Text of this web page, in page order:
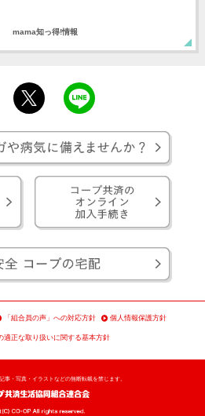
mama知っ得!情報
「組合員の声」への対応方針 個人情報保護方針
適正な取り扱いに関する基本方針
事・写真・イラストなどの無断転載を禁じます。